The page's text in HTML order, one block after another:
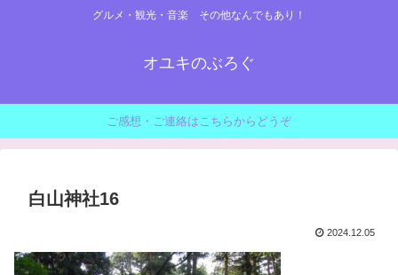
グルメ・観光・音楽 その他なんでもあり！
オユキのぶろぐ
ご感想・ご連絡はこちらからどうぞ
白山神社16
2024.12.05